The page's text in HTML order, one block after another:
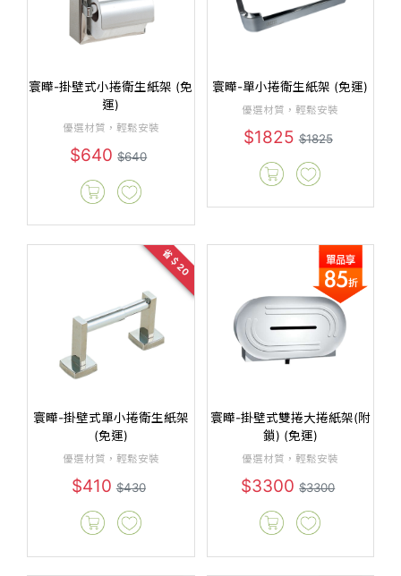
寰曄-掛壁式小捲衛生紙架 (免
運)
優選材質，輕鬆安裝
$640$640
寰曄-單小捲衛生紙架 (免運)
優選材質，輕鬆安裝
$1825$1825
省＄20
寰曄-掛壁式單小捲衛生紙架
(免運)
優選材質，輕鬆安裝
$410$430
寰曄-掛壁式雙捲大捲紙架(附
鎖) (免運)
優選材質，輕鬆安裝
$3300$3300